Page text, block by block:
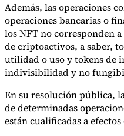
Además, las operaciones
operaciones bancarias o
los NFT no corresponden
de criptoactivos, a saber,
utilidad o uso y tokens de
indivisibilidad y no
En su resolución pública,
de determinadas
están cualificadas a efectos